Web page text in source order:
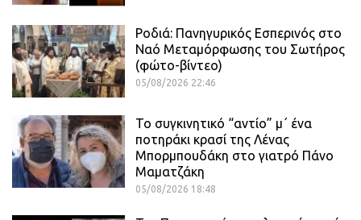
Ροδιά: Πανηγυρικός Εσπερινός στο
Ναό Μεταμόρφωσης του Σωτήρος
(φώτο-βίντεο)
05/08/2026 22:46
Το συγκινητικό “αντίο” μ΄ ένα
ποτηράκι κρασί της Λένας
Μπορμπουδάκη στο γιατρό Πάνο
Μαματζάκη
05/08/2026 18:48